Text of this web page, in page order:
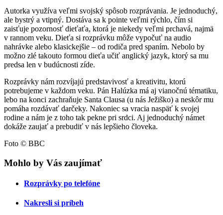
Autorka využíva veľmi svojský spôsob rozprávania. Je jednoduchý,
ale bystrý a vtipný. Dostáva sa k pointe veľmi rýchlo, čím si
zaisťuje pozornosť dieťaťa, ktorá je niekedy veľmi prchavá, najmä
v rannom veku. Dieťa si rozprávku môže vypočuť na audio
nahrávke alebo klasickejšie – od rodiča pred spaním. Nebolo by
možno zlé takouto formou dieťa učiť anglický jazyk, ktorý sa mu
predsa len v budúcnosti zíde.
Rozprávky nám rozvíjajú predstavivosť a kreativitu, ktorú
potrebujeme v každom veku. Pán Halúzka má aj vianočnú tématiku,
lebo na konci zachraňuje Santa Clausa (u nás Ježiško) a neskôr mu
pomáha rozdávať darčeky. Nakoniec sa vracia naspäť k svojej
rodine a nám je z toho tak pekne pri srdci. Aj jednoduchý námet
dokáže zaujať a prebudiť v nás lepšieho človeka.
Foto © BBC
Mohlo by Vás zaujímať
Rozprávky po telefóne
Nakresli si príbeh